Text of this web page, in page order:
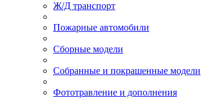
Ж/Д транспорт
Пожарные автомобили
Сборные модели
Собранные и покрашенные модели
Фототравление и дополнения